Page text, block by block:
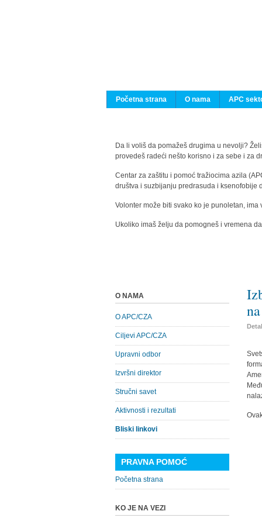
Početna strana O nama APC
Da li voliš da pomažeš drugima u nevolji?
provedeš radeći nešto korisno i za sebe i za
Centar za zaštitu i pomoć tražiocima azila
društva i suzbijanju predrasuda i ksenofobije
Volonter može biti svako ko je punoletan,
Ukoliko imaš želju da pomogneš i vremena
O NAMA
O APC/CZA
Ciljevi APC/CZA
Upravni odbor
Izvršni direktor
Stručni savet
Aktivnosti i rezultati
Bliski linkovi
PRAVNA POMOĆ
Početna strana
KO JE NA VEZI